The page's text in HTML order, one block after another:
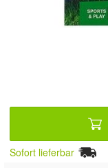
Sofort lieferbar